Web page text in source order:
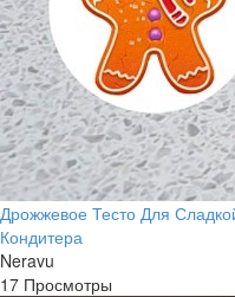
Дрожжевое Тесто Для
Кондитера
Neravu
17 Просмотры